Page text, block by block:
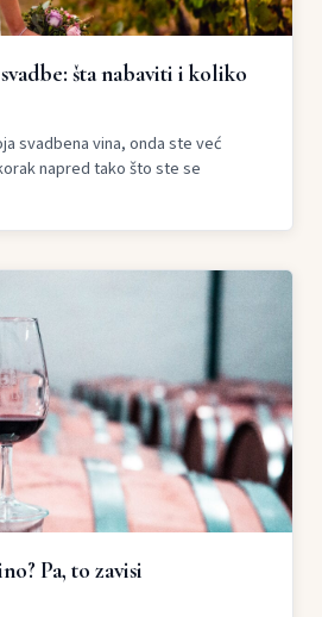
šta nabaviti i koliko
svadbena vina, onda ste već
napred tako što ste se
Pa, to zavisi